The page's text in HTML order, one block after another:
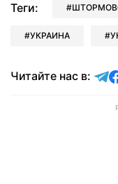
Теги:
УКРАИНА
Читайте нас в: